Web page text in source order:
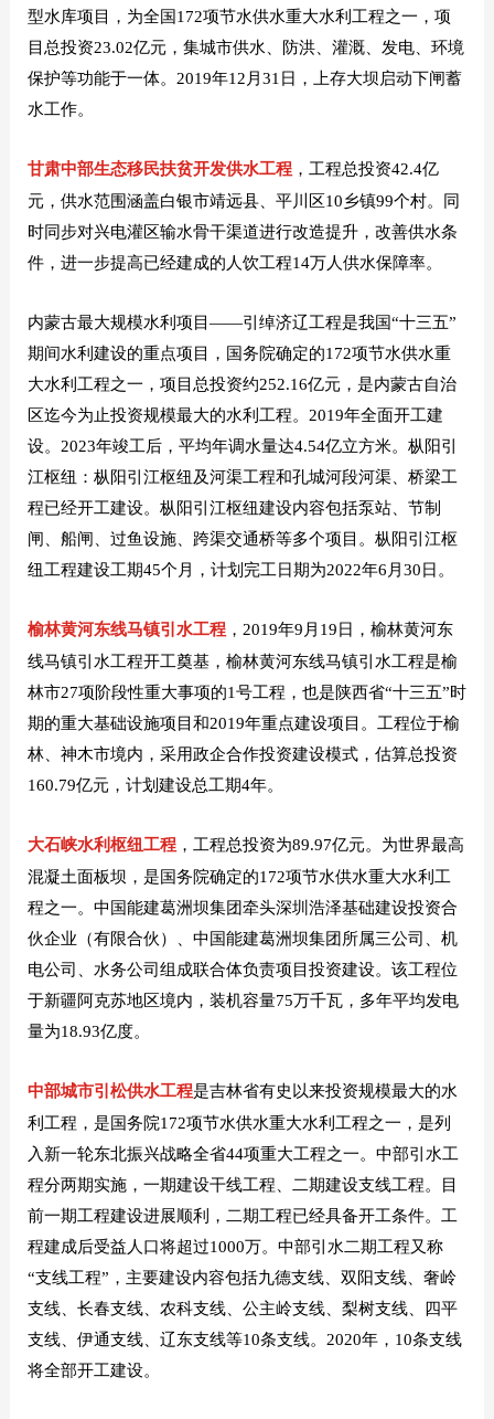
型水库项目，为全国172项节水供水重大水利工程之一，项
目总投资23.02亿元，集城市供水、防洪、灌溉、发电、环境
保护等功能于一体。2019年12月31日，上存大坝启动下闸蓄
水工作。
甘肃中部生态移民扶贫开发供水工程，工程总投资42.4亿
元，供水范围涵盖白银市靖远县、平川区10乡镇99个村。同
时同步对兴电灌区输水骨干渠道进行改造提升，改善供水条
件，进一步提高已经建成的人饮工程14万人供水保障率。
内蒙古最大规模水利项目——引绰济辽工程是我国“十三五”
期间水利建设的重点项目，国务院确定的172项节水供水重
大水利工程之一，项目总投资约252.16亿元，是内蒙古自治
区迄今为止投资规模最大的水利工程。2019年全面开工建
设。2023年竣工后，平均年调水量达4.54亿立方米。 枞阳引
江枢纽：枞阳引江枢纽及河渠工程和孔城河段河渠、桥梁工
程已经开工建设。枞阳引江枢纽建设内容包括泵站、节制
闸、船闸、过鱼设施、跨渠交通桥等多个项目。枞阳引江枢
纽工程建设工期45个月，计划完工日期为2022年6月30日。
榆林黄河东线马镇引水工程，2019年9月19日，榆林黄河东
线马镇引水工程开工奠基，榆林黄河东线马镇引水工程是榆
林市27项阶段性重大事项的1号工程，也是陕西省“十三五”时
期的重大基础设施项目和2019年重点建设项目。工程位于榆
林、神木市境内，采用政企合作投资建设模式，估算总投资
160.79亿元，计划建设总工期4年。
大石峡水利枢纽工程，工程总投资为89.97亿元。为世界最高
混凝土面板坝，是国务院确定的172项节水供水重大水利工
程之一。中国能建葛洲坝集团牵头深圳浩泽基础建设投资合
伙企业（有限合伙）、中国能建葛洲坝集团所属三公司、机
电公司、水务公司组成联合体负责项目投资建设。该工程位
于新疆阿克苏地区境内，装机容量75万千瓦，多年平均发电
量为18.93亿度。
中部城市引松供水工程是吉林省有史以来投资规模最大的水
利工程，是国务院172项节水供水重大水利工程之一，是列
入新一轮东北振兴战略全省44项重大工程之一。中部引水工
程分两期实施，一期建设干线工程、二期建设支线工程。目
前一期工程建设进展顺利，二期工程已经具备开工条件。工
程建成后受益人口将超过1000万。中部引水二期工程又称
“支线工程”，主要建设内容包括九德支线、双阳支线、奢岭
支线、长春支线、农科支线、公主岭支线、梨树支线、四平
支线、伊通支线、辽东支线等10条支线。2020年，10条支线
将全部开工建设。